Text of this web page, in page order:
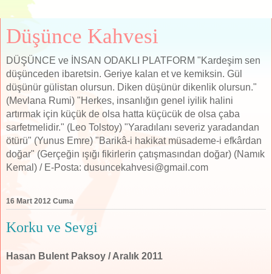
Düşünce Kahvesi
DÜŞÜNCE ve İNSAN ODAKLI PLATFORM "Kardeşim sen
düşünceden ibaretsin. Geriye kalan et ve kemiksin. Gül
düşünür gülistan olursun. Diken düşünür dikenlik olursun."
(Mevlana Rumi) "Herkes, insanlığın genel iyilik halini
artırmak için küçük de olsa hatta küçücük de olsa çaba
sarfetmelidir." (Leo Tolstoy) "Yaradılanı severiz yaradandan
ötürü" (Yunus Emre) "Barikâ-i hakikat müsademe-i efkârdan
doğar" (Gerçeğin ışığı fikirlerin çatışmasından doğar) (Namık
Kemal) / E-Posta: dusuncekahvesi@gmail.com
16 Mart 2012 Cuma
Korku ve Sevgi
Hasan Bulent Paksoy / Aralık 2011